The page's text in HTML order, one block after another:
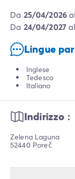
da 25/04/2026al
da 24/04/2027al
Lingue
Inglese
Tedesco
Italiano
Indirizzo :
Zelena Laguna
52440 Poreč